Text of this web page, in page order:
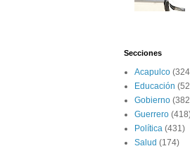
Secciones
Acapulco
Educación
Gobierno
Guerrero
Política (431)
Salud (174)